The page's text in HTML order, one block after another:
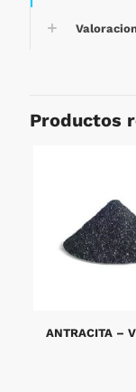
Productos
ANTRACITA –